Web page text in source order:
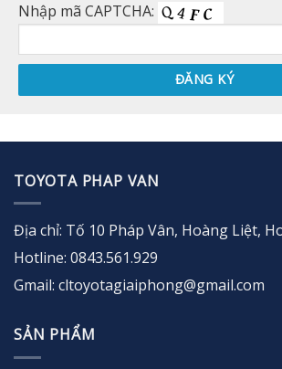
Nhập mã CAPTCHA:
TOYOTA PHAP VAN
Địa chỉ: Tố 10 Pháp Vân, Hoàng Liệt,
Hotline: 0843.561.929
Gmail: cltoyotagiaiphong@gmail.com
SẢN PHẨM